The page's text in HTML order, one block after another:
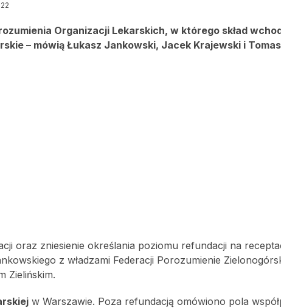
Organizacji Lekarskich, w którego skład
– mówią Łukasz Jankowski, Jacek Krajewski i
oraz zniesienie określania poziomu refundacji na
z władzami Federacji Porozumienie
Zielińskim.
w Warszawie. Poza refundacją omówiono pola